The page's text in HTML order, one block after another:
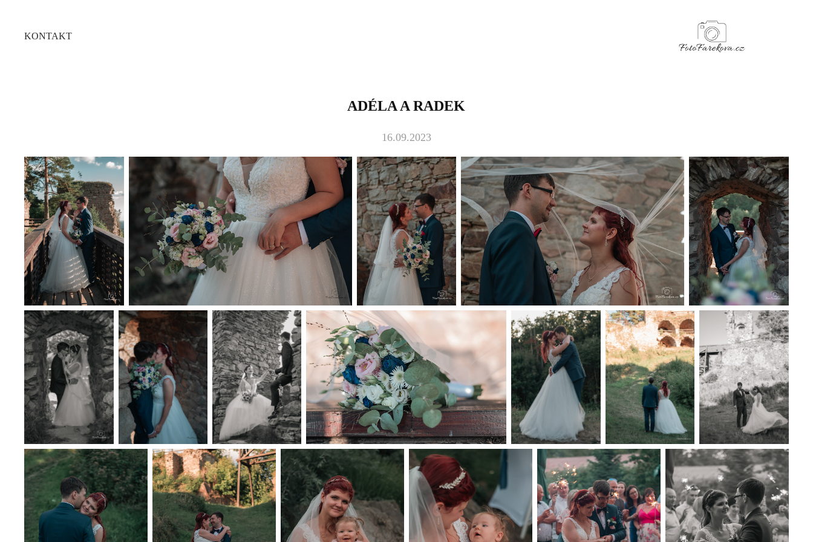
KONTAKT
ADÉLA A RADEK
16.09.2023